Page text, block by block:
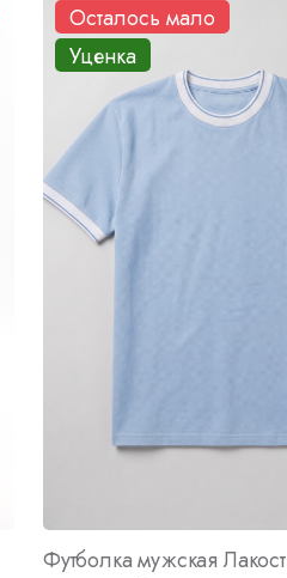
Осталось мало
Уценка